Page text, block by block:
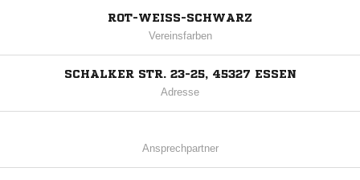
ROT-WEISS-SCHWARZ
Vereinsfarben
SCHALKER STR. 23-25, 45327 ESSEN
Adresse
Ansprechpartner